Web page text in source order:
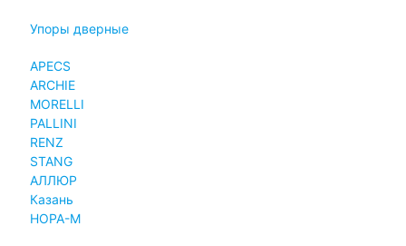
Упоры дверные
APECS
ARCHIE
MORELLI
PALLINI
RENZ
STANG
АЛЛЮР
Казань
НОРА-М